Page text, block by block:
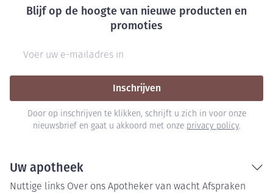
Blijf op de hoogte van nieuwe producten en
promoties
Inschrijven
Door op inschrijven te klikken, schrijft u zich in voor onze
nieuwsbrief en gaat u akkoord met onze privacy policy.
Uw apotheek
Nuttige links Over ons Apotheker van wacht Afspraken